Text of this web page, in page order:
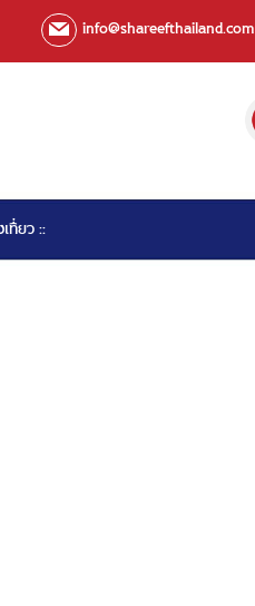
info@shareefthailand.com
ที่ยว ::